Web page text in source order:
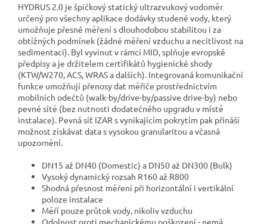
HYDRUS 2.0 je špičkový statický ultrazvukový vodoměr
určený pro všechny aplikace dodávky studené vody, který
umožňuje přesné měření s dlouhodobou stabilitou i za
obtížných podmínek (žádné měření vzduchu a necitlivost na
sedimentaci). Byl vyvinut v rámci MID, splňuje evropské
předpisy a je držitelem certifikátů hygienické shody
(KTW/W270, ACS, WRAS a dalších). Integrovaná komunikační
funkce umožňují přenosy dat měřiče prostřednictvím
mobilních odečtů (walk-by/drive-by/passive drive-by) nebo
pevné sítě (bez nutnosti dodatečného upgradu v místě
instalace). Pevná síť IZAR s vynikajícím pokrytím pak přináší
možnost získávat data s vysokou granularitou a včasná
upozornění.
DN15 až DN40 (Domestic) a DN50 až DN300 (Bulk)
Vysoký dynamický rozsah R160 až R800
Shodná přesnost měření při horizontální i vertikální
poloze instalace
Měří pouze průtok vody, nikoliv vzduchu
Odolnost proti mechanickému poškození - nemá